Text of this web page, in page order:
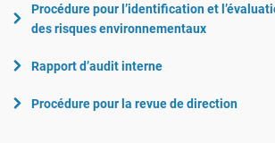
Procédure pour l’identification et
des risques environnementaux
Rapport d’audit interne
Procédure pour la revue de direction